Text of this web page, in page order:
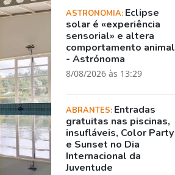
ASTRONOMIA: Eclipse
solar é «experiência
sensorial» e altera
comportamento animal
- Astrónoma
8/08/2026 às 13:29
ABRANTES: Entradas
gratuitas nas piscinas,
insufláveis, Color Party
e Sunset no Dia
Internacional da
Juventude